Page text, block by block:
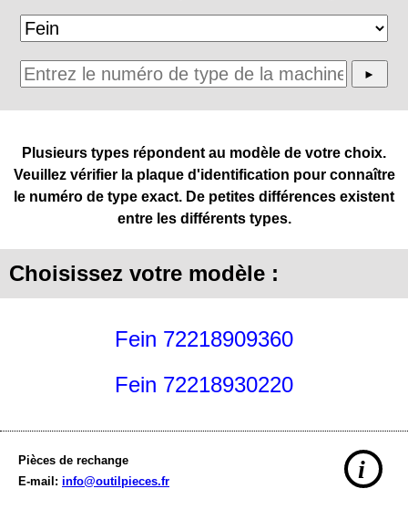
Plusieurs types répondent au modèle de votre choix.
Veuillez vérifier la plaque d'identification pour connaître
le numéro de type exact. De petites différences existent
entre les différents types.
Choisissez votre modèle :
Fein 72218909360
Fein 72218930220
Pièces de rechange
E-mail: info@outilpieces.fr i